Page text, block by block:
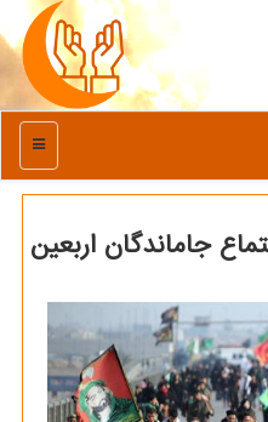
منو
جاماندگان اربعین